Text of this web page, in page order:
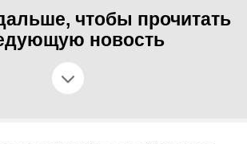
чтобы прочитать
новость